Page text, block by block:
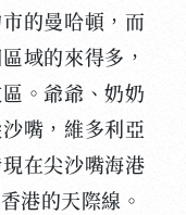
的曼哈頓，而
域的來得多，
。爺爺、奶奶
嘴，維多利亞
在尖沙嘴海港
港的天際線。